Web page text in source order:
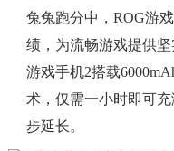
兔兔跑分中，ROG游
绩，为流畅游戏提供
游戏手机2搭载
术，仅需一小时即可
步延长。